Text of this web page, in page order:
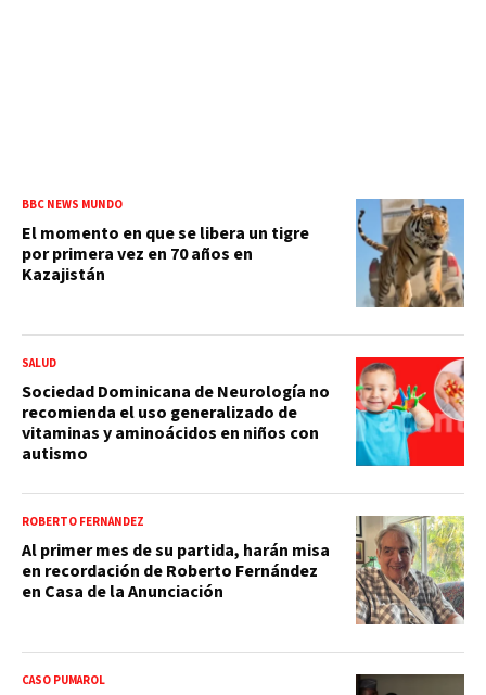
BBC NEWS MUNDO
El momento en que se libera un tigre
por primera vez en 70 años en
Kazajistán
SALUD
Sociedad Dominicana de Neurología no
recomienda el uso generalizado de
vitaminas y aminoácidos en niños con
autismo
ROBERTO FERNÁNDEZ
Al primer mes de su partida, harán misa
en recordación de Roberto Fernández
en Casa de la Anunciación
CASO PUMAROL